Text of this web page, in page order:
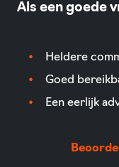
Als een goede
Heldere
Goed
Een eerlijk